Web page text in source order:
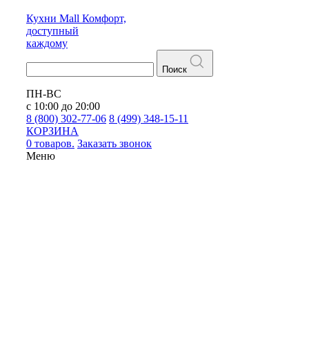
Кухни Mall Комфорт,
доступный
каждому
Поиск
ПН-ВС
с 10:00 до 20:00
8 (800) 302-77-06 8 (499) 348-15-11
КОРЗИНА
0 товаров. Заказать звонок
Меню